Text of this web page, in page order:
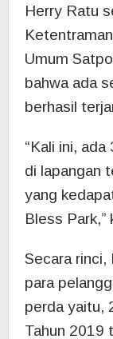
Herry Ratu
Umum
bahwa ada
berhasil
“Kali ini,
di lapangan
yang
Bless Park,”
Secara rinci,
para
perda yaitu,
Tahun 2019